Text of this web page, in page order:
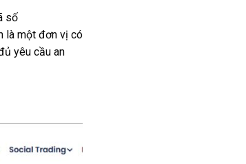
số
là một đơn vị có
yêu cầu an